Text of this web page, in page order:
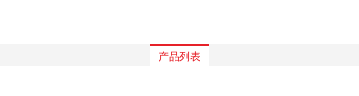
产品列表